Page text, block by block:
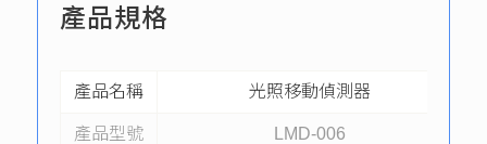
產品規格
產品名稱 光照移動偵測器
產品型號 LMD-006